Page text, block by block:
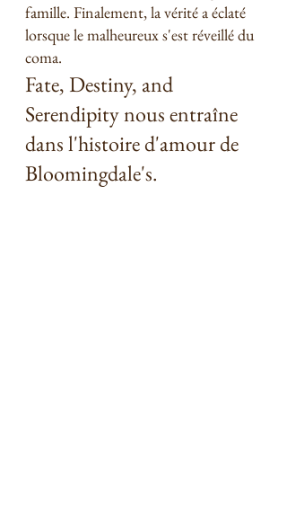
famille. Finalement, la vérité a éclaté
lorsque le malheureux s'est réveillé du
coma.
Fate, Destiny, and
Serendipity nous entraîne
dans l'histoire d'amour de
Bloomingdale's.